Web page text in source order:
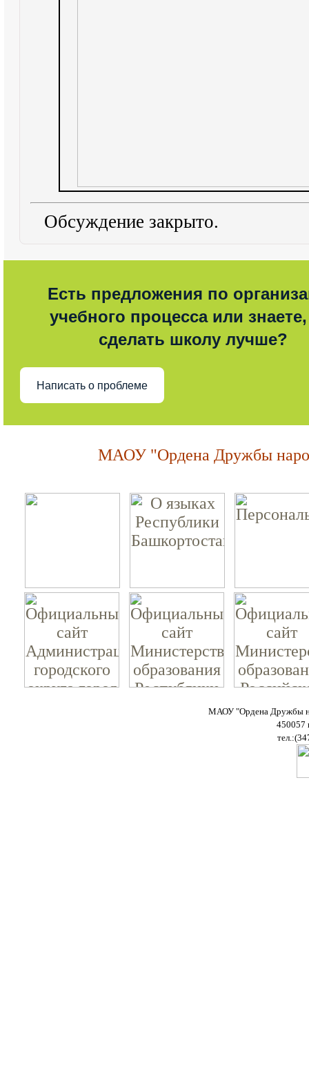
Обсуждение закрыто.
Есть предложения по
учебного процесса или знаете,
сделать школу лучше?
Написать о проблеме
МАОУ "Ордена Дружбы
МАОУ "Ордена Дружбы
450057